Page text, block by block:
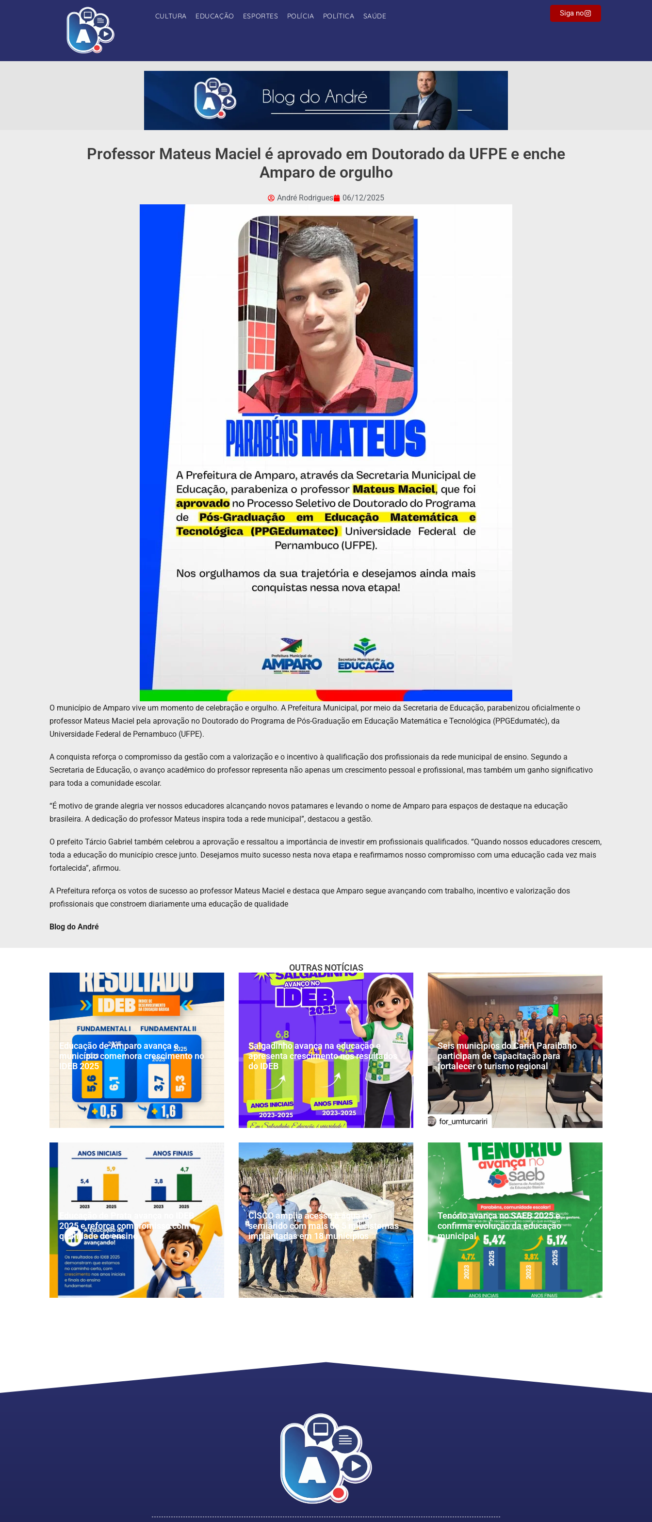
CULTURA EDUCAÇÃO ESPORTES POLÍCIA POLÍTICA SAÚDE Siga no
Professor Mateus Maciel é aprovado em Doutorado da UFPE e enche
Amparo de orgulho
André Rodrigues 06/12/2025
O município de Amparo vive um momento de celebração e orgulho. A Prefeitura Municipal, por meio da Secretaria de Educação, parabenizou oficialmente o
professor Mateus Maciel pela aprovação no Doutorado do Programa de Pós-Graduação em Educação Matemática e Tecnológica (PPGEdumatéc), da
Universidade Federal de Pernambuco (UFPE).
A conquista reforça o compromisso da gestão com a valorização e o incentivo à qualificação dos profissionais da rede municipal de ensino. Segundo a
Secretaria de Educação, o avanço acadêmico do professor representa não apenas um crescimento pessoal e profissional, mas também um ganho significativo
para toda a comunidade escolar.
“É motivo de grande alegria ver nossos educadores alcançando novos patamares e levando o nome de Amparo para espaços de destaque na educação
brasileira. A dedicação do professor Mateus inspira toda a rede municipal”, destacou a gestão.
O prefeito Tárcio Gabriel também celebrou a aprovação e ressaltou a importância de investir em profissionais qualificados. “Quando nossos educadores crescem,
toda a educação do município cresce junto. Desejamos muito sucesso nesta nova etapa e reafirmamos nosso compromisso com uma educação cada vez mais
fortalecida”, afirmou.
A Prefeitura reforça os votos de sucesso ao professor Mateus Maciel e destaca que Amparo segue avançando com trabalho, incentivo e valorização dos
profissionais que constroem diariamente uma educação de qualidade
Blog do André
OUTRAS NOTÍCIAS
Educação de Amparo avança e
município comemora crescimento no
IDEB 2025
Salgadinho avança na educação e
apresenta crescimento nos resultados
do IDEB
Seis municípios do Cariri Paraibano
participam de capacitação para
fortalecer o turismo regional
Educação de Prata avança no IDEB
2025 e reforça compromisso com a
qualidade do ensino
CISCO amplia acesso à água no
semiárido com mais de 5 mil cisternas
implantadas em 18 municípios
Tenório avança no SAEB 2025 e
confirma evolução da educação
municipal